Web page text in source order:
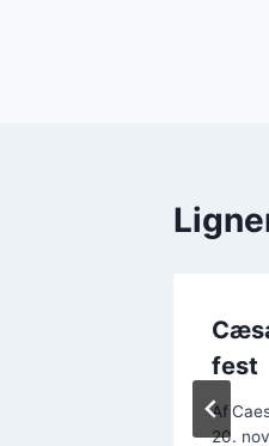
fest
Af
20.